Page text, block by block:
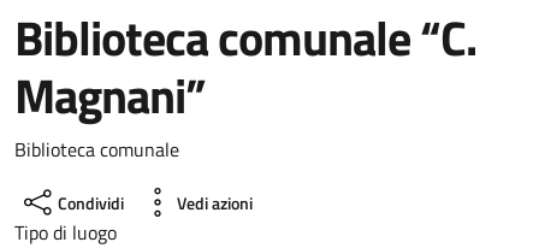
Biblioteca comunale “C.
Magnani”
Biblioteca comunale
Condividi Vedi azioni
Tipo di luogo